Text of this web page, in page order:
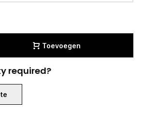
Toevoegen
required?